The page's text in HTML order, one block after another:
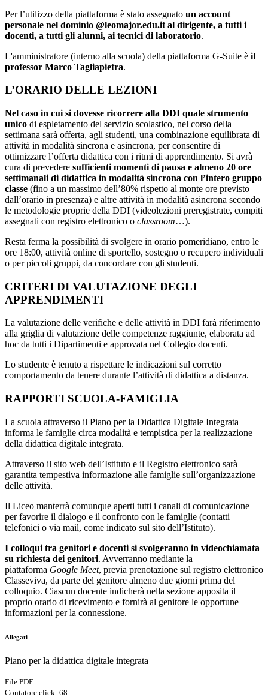
Per l’utilizzo della piattaforma è stato assegnato un account
personale nel dominio @leomajor.edu.it al dirigente, a tutti i
docenti, a tutti gli alunni, ai tecnici di laboratorio.
L'amministratore (interno alla scuola) della piattaforma G-Suite è il
professor Marco Tagliapietra.
L’ORARIO DELLE LEZIONI
Nel caso in cui si dovesse ricorrere alla DDI quale strumento
unico di espletamento del servizio scolastico, nel corso della
settimana sarà offerta, agli studenti, una combinazione equilibrata di
attività in modalità sincrona e asincrona, per consentire di
ottimizzare l’offerta didattica con i ritmi di apprendimento. Si avrà
cura di prevedere sufficienti momenti di pausa e almeno 20 ore
settimanali di didattica in modalità sincrona con l’intero gruppo
classe (fino a un massimo dell’80% rispetto al monte ore previsto
dall’orario in presenza) e altre attività in modalità asincrona secondo
le metodologie proprie della DDI (videolezioni preregistrate, compiti
assegnati con registro elettronico o classroom…).
Resta ferma la possibilità di svolgere in orario pomeridiano, entro le
ore 18:00, attività online di sportello, sostegno o recupero individuali
o per piccoli gruppi, da concordare con gli studenti.
CRITERI DI VALUTAZIONE DEGLI
APPRENDIMENTI
La valutazione delle verifiche e delle attività in DDI farà riferimento
alla griglia di valutazione delle competenze raggiunte, elaborata ad
hoc da tutti i Dipartimenti e approvata nel Collegio docenti.
Lo studente è tenuto a rispettare le indicazioni sul corretto
comportamento da tenere durante l’attività di didattica a distanza.
RAPPORTI SCUOLA-FAMIGLIA
La scuola attraverso il Piano per la Didattica Digitale Integrata
informa le famiglie circa modalità e tempistica per la realizzazione
della didattica digitale integrata.
Attraverso il sito web dell’Istituto e il Registro elettronico sarà
garantita tempestiva informazione alle famiglie sull’organizzazione
delle attività.
Il Liceo manterrà comunque aperti tutti i canali di comunicazione
per favorire il dialogo e il confronto con le famiglie (contatti
telefonici o via mail, come indicato sul sito dell’Istituto).
I colloqui tra genitori e docenti si svolgeranno in videochiamata
su richiesta dei genitori. Avverranno mediante la
piattaforma Google Meet, previa prenotazione sul registro elettronico
Classeviva, da parte del genitore almeno due giorni prima del
colloquio. Ciascun docente indicherà nella sezione apposita il
proprio orario di ricevimento e fornirà al genitore le opportune
informazioni per la connessione.
Allegati
Piano per la didattica digitale integrata
File PDF
Contatore click: 68